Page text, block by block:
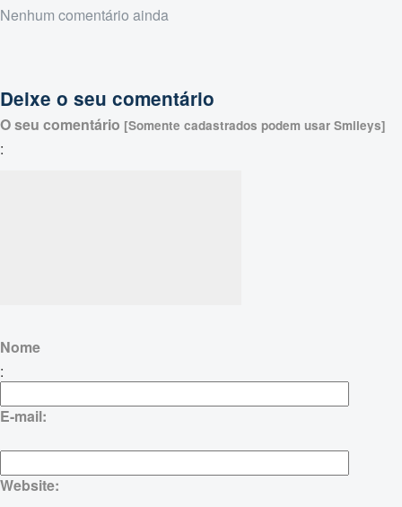
Nenhum comentário ainda
Deixe o seu comentário
O seu comentário [Somente cadastrados podem usar Smileys]
:
Nome
:
E-mail:
Website: